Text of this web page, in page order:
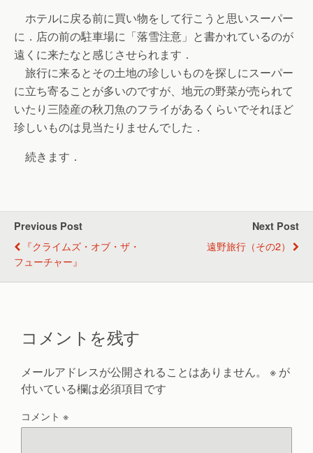
ホテルに戻る前に買い物をして行こうと思いスーパー
に．店の前の駐車場に「落雪注意」と書かれているのが
遠くに来たなと感じさせられます．
旅行に来るとその土地の珍しいものを探しにスーパー
に立ち寄ることが多いのですが、地元の野菜が売られて
いたり三陸産の秋刀魚のフライがあるくらいでそれほど
珍しいものは見当たりませんでした．
続きます．
Previous Post
『クライムズ・オブ・ザ・
フューチャー』
Next Post
遠野旅行（その2）
コメントを残す
メールアドレスが公開されることはありません。 ※ が
付いている欄は必須項目です
コメント ※